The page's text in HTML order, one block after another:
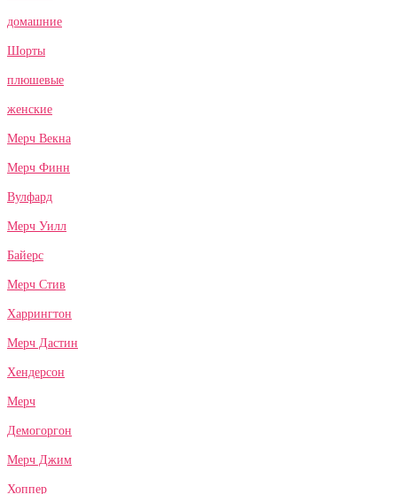
домашние
Шорты
плюшевые
женские
Мерч Векна
Мерч Финн
Вулфард
Мерч Уилл
Байерс
Мерч Стив
Харрингтон
Мерч Дастин
Хендерсон
Мерч
Демогоргон
Мерч Джим
Хоппер